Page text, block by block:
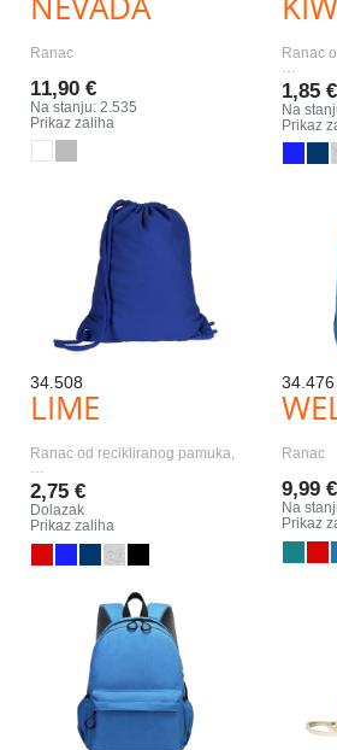
Ranac
11,90 €
Na stanju: 2.535
Prikaz zaliha
Ranac
1,85 €
Na
Prikaz
34.508
LIME
Ranac od recikliranog pamuka,
…
2,75 €
Dolazak
Prikaz zaliha
34.476
Ranac
9,99 €
Na
Prikaz